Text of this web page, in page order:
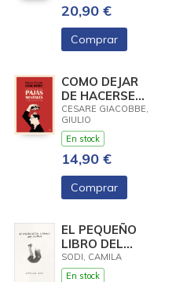
20,90 €
Comprar
COMO DEJAR
DE HACERSE
PAJAS
MENTALES
CESARE GIACOBBE,
GIULIO
En stock
14,90 €
Comprar
EL PEQUEÑO
LIBRO DEL
DUELO
SODI, CAMILA
En stock